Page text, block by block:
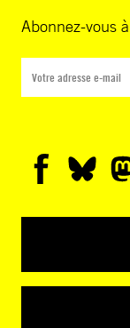
Abonnez-vous